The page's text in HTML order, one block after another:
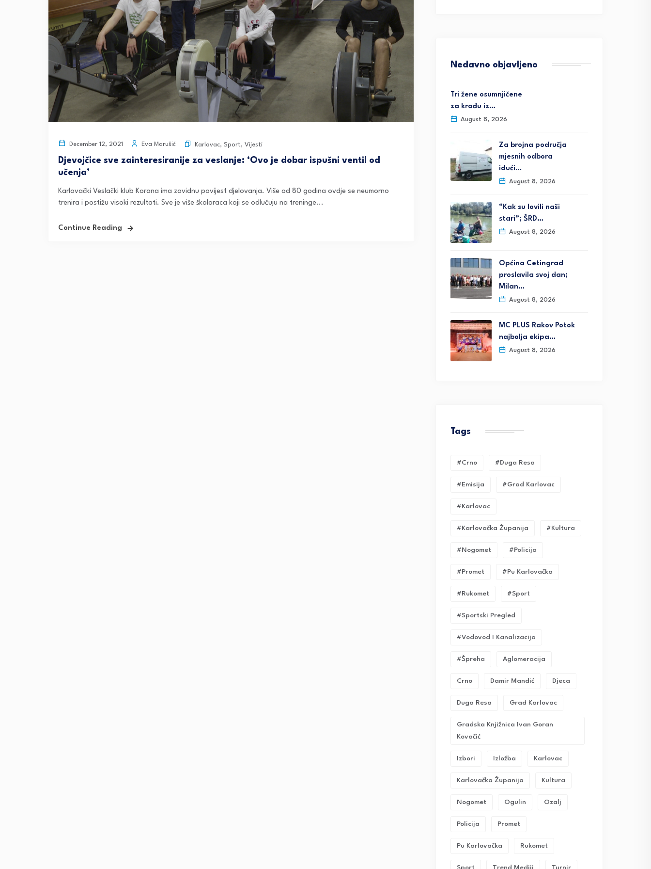
December 12, 2021 Eva Marušić Karlovac, Sport, Vijesti
Djevojčice sve zainteresiranije za veslanje: ‘Ovo je dobar ispušni ventil od
učenja’
Karlovački Veslački klub Korana ima zavidnu povijest djelovanja. Više od 80 godina ovdje se neumorno
trenira i postižu visoki rezultati. Sve je više školaraca koji se odlučuju na treninge...
Continue Reading
Nedavno objavljeno
Tri žene osumnjičene
za krađu iz…
August 8, 2026
Za brojna područja
mjesnih odbora
idući…
August 8, 2026
“Kak su lovili naši
stari”; ŠRD…
August 8, 2026
Općina Cetingrad
proslavila svoj dan;
Milan…
August 8, 2026
MC PLUS Rakov Potok
najbolja ekipa…
August 8, 2026
Tags
#crno #duga Resa
#emisija #grad Karlovac
#karlovac
#karlovačka Županija #kultura
#nogomet #policija
#promet #pu Karlovačka
#rukomet #sport
#sportski Pregled
#vodovod I Kanalizacija
#Špreha Aglomeracija
Crno Damir Mandić Djeca
Duga Resa Grad Karlovac
Gradska Knjižnica Ivan Goran
Kovačić
Izbori Izložba Karlovac
Karlovačka Županija Kultura
Nogomet Ogulin Ozalj
Policija Promet
Pu Karlovačka Rukomet
Sport Trend Mediji Turnir